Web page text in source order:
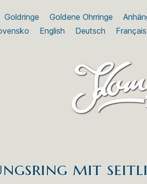
Goldringe Goldene Ohrringe
English Deutsch Français
mit